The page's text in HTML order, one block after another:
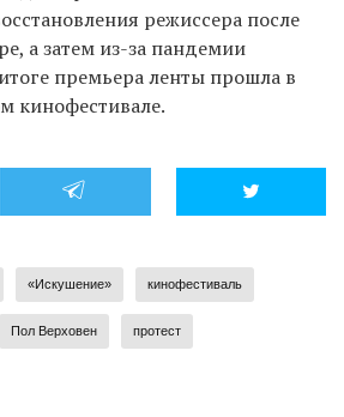
режиссера после
а затем из-за пандемии
премьера ленты прошла в
кинофестивале.
«Искушение» кинофестиваль
Пол Верховен протест